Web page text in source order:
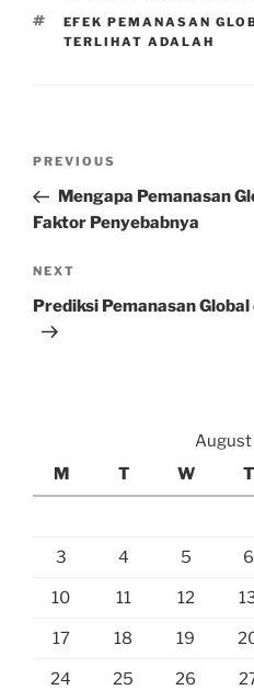
TAGS
EFEK PEMANASAN
TERLIHAT ADALAH
Previous
Post
PREVIOUS
Mengapa Pemanasan
Faktor Penyebabnya
Next
Post
NEXT
Prediksi Pemanasan
M
T W T
3 4 5 6
10 11 12
17 18 19
24 25 26